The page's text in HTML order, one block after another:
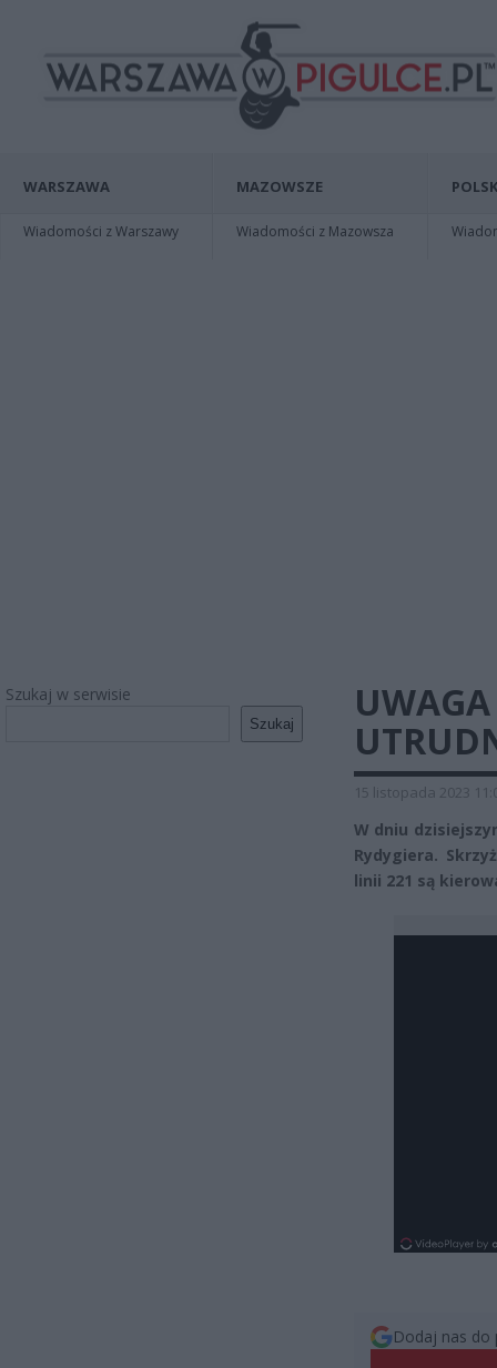
WARSZAWA
Wiadomości z Warszawy
MAZOWSZE
Wiadomości z Mazowsza
Szukaj w serwisie
Szukaj
15 listopada 2023
W dniu
Rydygiera.
linii 221 są
Dodaj nas do